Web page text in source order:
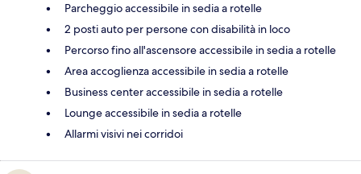
Parcheggio accessibile in sedia a rotelle
2 posti auto per persone con disabilità in loco
Percorso fino all'ascensore accessibile in sedia a rotelle
Area accoglienza accessibile in sedia a rotelle
Business center accessibile in sedia a rotelle
Lounge accessibile in sedia a rotelle
Allarmi visivi nei corridoi